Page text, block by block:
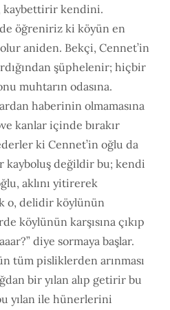
kaybettirir kendini.
öğreniriz ki köyün en
aniden. Bekçi, Cennet’in
şüphelenir; hiçbir
muhtarın odasına.
haberinin olmamasına
kanlar içinde bırakır
ki Cennet’in oğlu da
kayboluş değildir bu; kendi
aklını yitirerek
o, delidir köylünün
köylünün karşısına çıkıp
diye sormaya başlar.
tüm pisliklerden arınması
bir yılan alıp getirir bu
yılan ile hünerlerini